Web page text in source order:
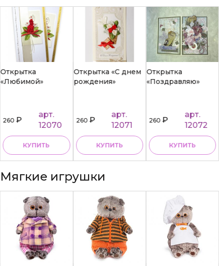
Открытка
«Любимой»
260₽
арт.
12070
КУПИТЬ
Открытка «С днем
рождения»
260₽
арт.
12071
КУПИТЬ
Открытка
«Поздравляю»
260₽
арт.
12072
КУПИТЬ
Мягкие игрушки